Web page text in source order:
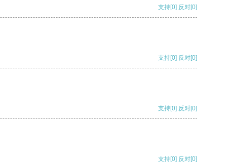
支持[0] 反对[0]
支持[0] 反对[0]
支持[0] 反对[0]
支持[0] 反对[0]